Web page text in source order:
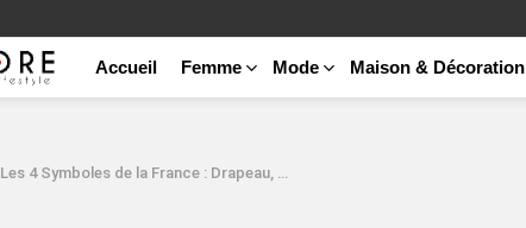
Accueil Femme Mode Maison & Décoration
Les 4 Symboles de la France : Drapeau, Hymne, Valeurs et Traditions